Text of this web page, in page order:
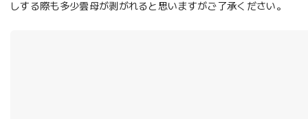
しする際も多少雲母が剥がれると思いますがご了承ください。